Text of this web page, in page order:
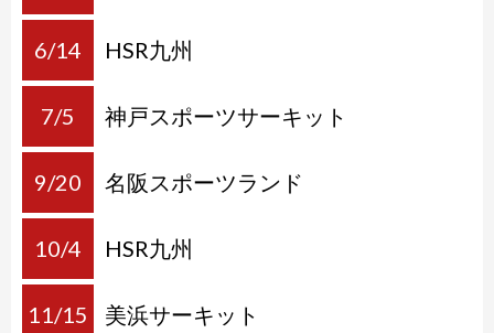
6/14 HSR九州
7/5 神戸スポーツサーキット
9/20 名阪スポーツランド
10/4 HSR九州
11/15 美浜サーキット